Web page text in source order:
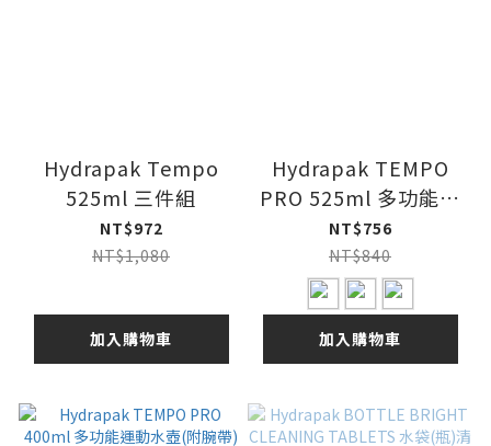
Hydrapak Tempo
525ml 三件組
NT$972
NT$1,080
加入購物車
Hydrapak TEMPO
PRO 525ml 多功能運
動水壺(附腕帶)
NT$756
NT$840
加入購物車